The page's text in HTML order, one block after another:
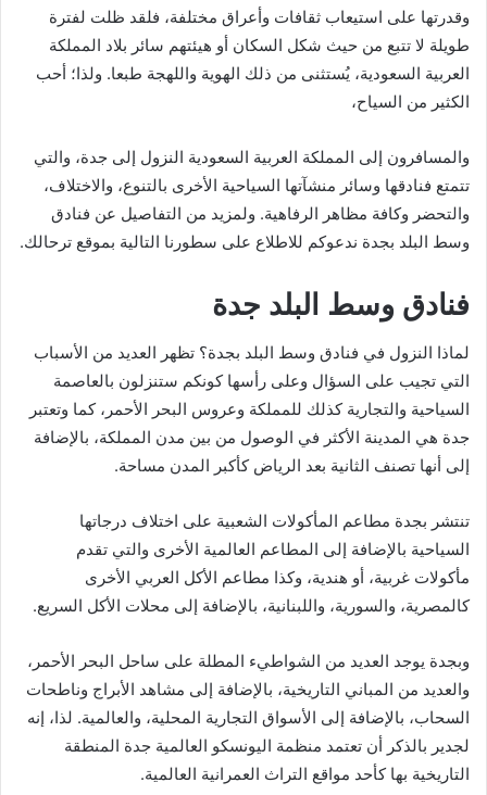
وقدرتها على استيعاب ثقافات وأعراق مختلفة، فلقد ظلت لفترة
طويلة لا تتبع من حيث شكل السكان أو هيئتهم سائر بلاد المملكة
العربية السعودية، يُستثنى من ذلك الهوية واللهجة طبعا. ولذا؛ أحب
الكثير من السياح،
والمسافرون إلى المملكة العربية السعودية النزول إلى جدة، والتي
تتمتع فنادقها وسائر منشآتها السياحية الأخرى بالتنوع، والاختلاف،
والتحضر وكافة مظاهر الرفاهية. ولمزيد من التفاصيل عن فنادق
وسط البلد بجدة ندعوكم للاطلاع على سطورنا التالية بموقع ترحالك.
فنادق وسط البلد جدة
لماذا النزول في فنادق وسط البلد بجدة؟ تظهر العديد من الأسباب
التي تجيب على السؤال وعلى رأسها كونكم ستنزلون بالعاصمة
السياحية والتجارية كذلك للمملكة وعروس البحر الأحمر، كما وتعتبر
جدة هي المدينة الأكثر في الوصول من بين مدن المملكة، بالإضافة
إلى أنها تصنف الثانية بعد الرياض كأكبر المدن مساحة.
تنتشر بجدة مطاعم المأكولات الشعبية على اختلاف درجاتها
السياحية بالإضافة إلى المطاعم العالمية الأخرى والتي تقدم
مأكولات غربية، أو هندية، وكذا مطاعم الأكل العربي الأخرى
كالمصرية، والسورية، واللبنانية، بالإضافة إلى محلات الأكل السريع.
وبجدة يوجد العديد من الشواطيء المطلة على ساحل البحر الأحمر،
والعديد من المباني التاريخية، بالإضافة إلى مشاهد الأبراج وناطحات
السحاب، بالإضافة إلى الأسواق التجارية المحلية، والعالمية. لذا، إنه
لجدير بالذكر أن تعتمد منظمة اليونسكو العالمية جدة المنطقة
التاريخية بها كأحد مواقع التراث العمرانية العالمية.